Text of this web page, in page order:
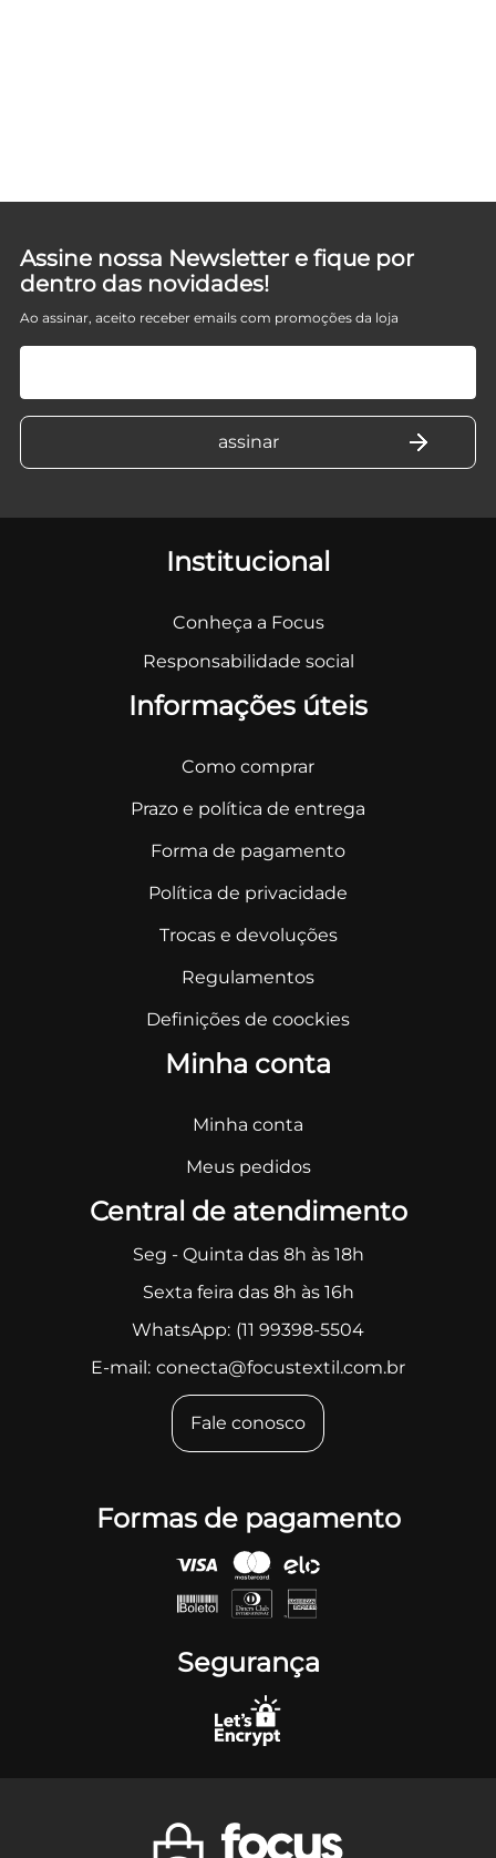
Assine nossa Newsletter e fique por
dentro das novidades!
Ao assinar, aceito receber emails com promoções da loja
Institucional
Conheça a Focus
Responsabilidade social
Informações úteis
Como comprar
Prazo e política de entrega
Forma de pagamento
Política de privacidade
Trocas e devoluções
Regulamentos
Definições de coockies
Minha conta
Minha conta
Meus pedidos
Central de atendimento
Seg - Quinta das 8h às 18h
Sexta feira das 8h às 16h
WhatsApp: (11 99398-5504
E-mail: conecta@focustextil.com.br
Fale conosco
Formas de pagamento
Segurança